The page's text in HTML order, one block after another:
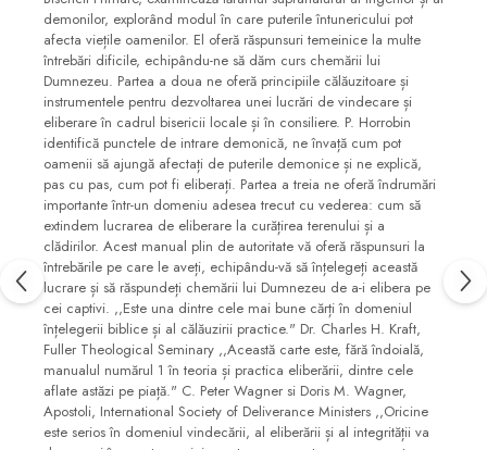
demonilor, explorând modul în care puterile întunericului pot
afecta viețile oamenilor. El oferă răspunsuri temeinice la multe
întrebări dificile, echipându-ne să dăm curs chemării lui
Dumnezeu. Partea a doua ne oferă principiile călăuzitoare și
instrumentele pentru dezvoltarea unei lucrări de vindecare și
eliberare în cadrul bisericii locale și în consiliere. P. Horrobin
identifică punctele de intrare demonică, ne învață cum pot
oamenii să ajungă afectați de puterile demonice și ne explică,
pas cu pas, cum pot fi eliberați. Partea a treia ne oferă îndrumări
importante într-un domeniu adesea trecut cu vederea: cum să
extindem lucrarea de eliberare la curățirea terenului și a
clădirilor. Acest manual plin de autoritate vă oferă răspunsuri la
întrebările pe care le aveți, echipându-vă să înțelegeți această
lucrare și să răspundeți chemării lui Dumnezeu de a-i elibera pe
cei captivi. ,,Este una dintre cele mai bune cărți în domeniul
înțelegerii biblice și al călăuzirii practice." Dr. Charles H. Kraft,
Fuller Theological Seminary ,,Această carte este, fără îndoială,
manualul numărul 1 în teoria și practica eliberării, dintre cele
aflate astăzi pe piață." C. Peter Wagner si Doris M. Wagner,
Apostoli, International Society of Deliverance Ministers ,,Oricine
este serios în domeniul vindecării, al eliberării și al integrității va